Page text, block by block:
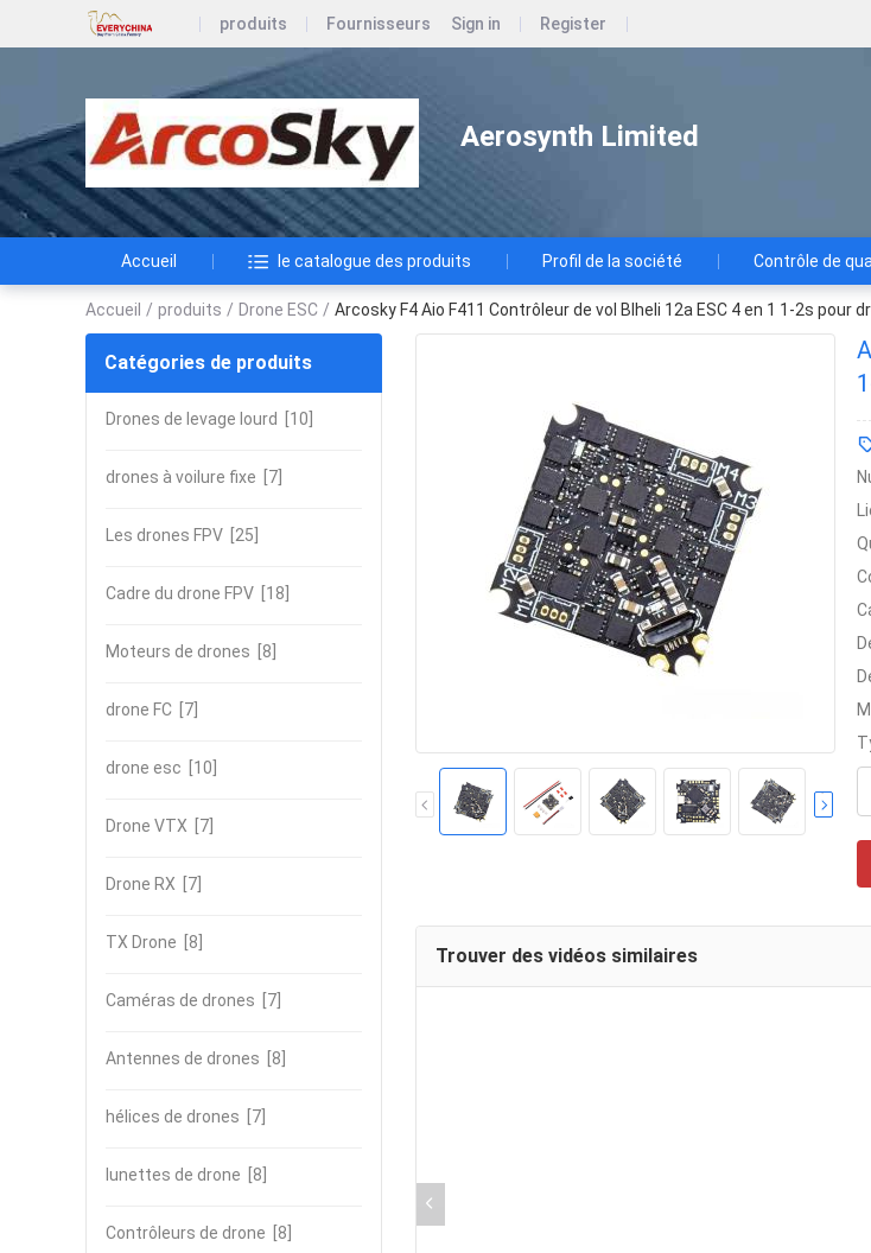
produits Fournisseurs Sign in Register
Aerosynth Limited
Accueil le catalogue des produits Profil de la société Contrôle de
Accueil / produits / Drone ESC / Arcosky F4 Aio F411 Contrôleur de vol Blheli 12a ESC 4 en 1 1-2s pour
Catégories de produits
Drones de levage lourd [10]
drones à voilure fixe [7]
Les drones FPV [25]
Cadre du drone FPV [18]
Moteurs de drones [8]
drone FC [7]
drone esc [10]
Drone VTX [7]
Drone RX [7]
TX Drone [8]
Caméras de drones [7]
Antennes de drones [8]
hélices de drones [7]
lunettes de drone [8]
Contrôleurs de drone [8]
Trouver des vidéos similaires